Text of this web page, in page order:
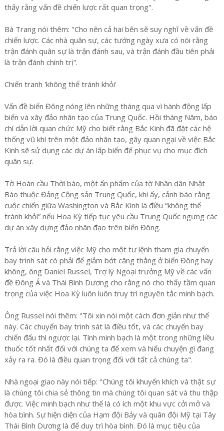
thấy rằng vấn đề chiến lược rất quan trọng".
Bà Trang nói thêm: "Cho nên cả hai bên sẽ suy nghĩ về vấn đề
chiến lược. Các nhà quân sự, các tướng ngày xưa có nói rằng
trận đánh quân sự là trận đánh sau, và trận đánh đầu tiên phải
là trận đánh chính trị”.
Chiến tranh 'không thể tránh khỏi'
Vấn đề biển Đông nóng lên những tháng qua vì hành động lấp
biển và xây đảo nhân tạo của Trung Quốc. Hồi tháng Năm, báo
chí dẫn lời quan chức Mỹ cho biết rằng Bắc Kinh đã đặt các hệ
thống vũ khí trên một đảo nhân tạo, gây quan ngại về việc Bắc
Kinh sẽ sử dụng các dự án lấp biển để phục vụ cho mục đích
quân sự.
Tờ Hoàn cầu Thời báo, một ấn phẩm của tờ Nhân dân Nhật
Báo thuộc Đảng Cộng sản Trung Quốc, khi ấy, cảnh báo rằng
cuộc chiến giữa Washington và Bắc Kinh là điều “không thể
tránh khỏi” nếu Hoa Kỳ tiếp tục yêu cầu Trung Quốc ngưng các
dự án xây dựng đảo nhân đạo trên biển Đông.
Trả lời câu hỏi rằng việc Mỹ cho một tư lệnh tham gia chuyến
bay trinh sát có phải để giảm bớt căng thẳng ở biển Đông hay
không, ông Daniel Russel, Trợ lý Ngoại trưởng Mỹ về các vấn
đề Đông Á và Thái Bình Dương cho rằng nó cho thấy tầm quan
trọng của việc Hoa Kỳ luôn luôn truy trì nguyên tắc minh bạch.
Ông Russel nói thêm: "Tôi xin nói một cách đơn giản như thế
này. Các chuyến bay trinh sát là điều tốt, và các chuyến bay
chiến đấu thì ngược lại. Tính minh bạch là một trong những liều
thuốc tốt nhất đối với chúng ta để xem và hiểu chuyện gì đang
xảy ra ra. Đó là điều quan trọng đối với tất cả chúng ta".
Nhà ngoại giao này nói tiếp: "Chúng tôi khuyến khích và thật sự
là chúng tôi chia sẻ thông tin mà chúng tôi quan sát và thu thập
được. Việc minh bạch như thế là có ích một khu vực cởi mở và
hòa bình. Sự hiện diện của Hạm đội Bảy và quân đội Mỹ tại Tây
Thái Bình Dương là để duy trì hòa bình. Đó là mục tiêu của